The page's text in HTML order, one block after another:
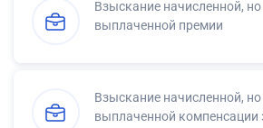
Взыскание начисленной, но
выплаченной премии
Взыскание начисленной, но
выплаченной компенсации